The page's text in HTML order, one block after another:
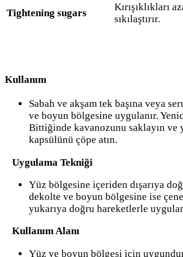
Tightening sugars
Kırışıklıkları
sıkılaştırır.
Kullanım
Sabah ve akşam tek başına veya
ve boyun bölgesine uygulanır.
Bittiğinde kavanozunu saklayın ve
kapsülünü çöpe atın.
Uygulama Tekniği
Yüz bölgesine içeriden dışarıya
dekolte ve boyun bölgesine ise
yukarıya doğru hareketlerle
Kullanım Alanı
Yüz ve boyun bölgesi için